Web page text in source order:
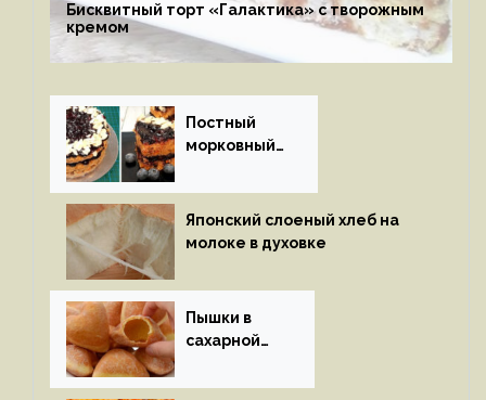
Бисквитный торт «Галактика» с творожным
кремом
Постный
морковный
Японский слоеный хлеб на
молоке в духовке
Пышки в
сахарной